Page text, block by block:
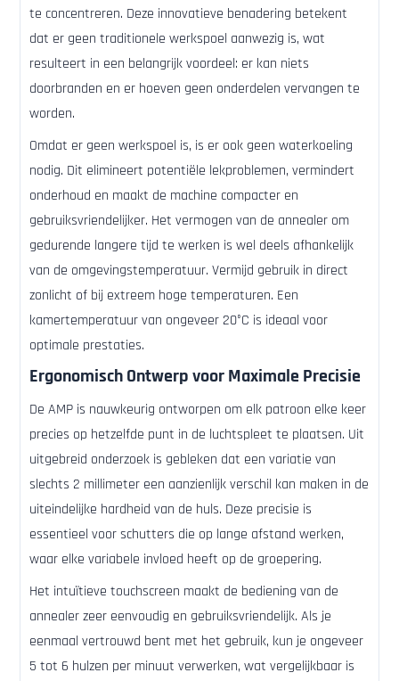
te concentreren. Deze innovatieve benadering betekent
dat er geen traditionele werkspoel aanwezig is, wat
resulteert in een belangrijk voordeel: er kan niets
doorbranden en er hoeven geen onderdelen vervangen te
worden.
Omdat er geen werkspoel is, is er ook geen waterkoeling
nodig. Dit elimineert potentiële lekproblemen, vermindert
onderhoud en maakt de machine compacter en
gebruiksvriendelijker. Het vermogen van de annealer om
gedurende langere tijd te werken is wel deels afhankelijk
van de omgevingstemperatuur. Vermijd gebruik in direct
zonlicht of bij extreem hoge temperaturen. Een
kamertemperatuur van ongeveer 20°C is ideaal voor
optimale prestaties.
Ergonomisch Ontwerp voor Maximale Precisie
De AMP is nauwkeurig ontworpen om elk patroon elke keer
precies op hetzelfde punt in de luchtspleet te plaatsen. Uit
uitgebreid onderzoek is gebleken dat een variatie van
slechts 2 millimeter een aanzienlijk verschil kan maken in de
uiteindelijke hardheid van de huls. Deze precisie is
essentieel voor schutters die op lange afstand werken,
waar elke variabele invloed heeft op de groepering.
Het intuïtieve touchscreen maakt de bediening van de
annealer zeer eenvoudig en gebruiksvriendelijk. Als je
eenmaal vertrouwd bent met het gebruik, kun je ongeveer
5 tot 6 hulzen per minuut verwerken, wat vergelijkbaar is